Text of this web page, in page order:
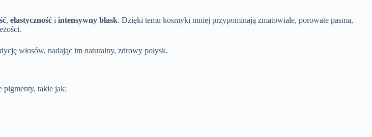
, elastyczność i intensywny blask. Dzięki temu kosmyki mniej przypominają zmatowiałe, porowate pasma,
włosów, nadając im naturalny, zdrowy połysk.
pigmenty, takie jak: